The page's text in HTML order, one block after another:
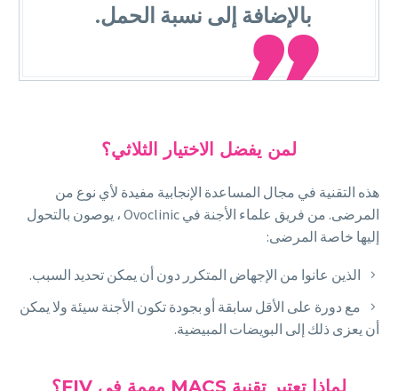
بالإضافة إلى نسبة الحمل.

لمن يفضل الاختيار الثلاثي؟
هذه التقنية في مجال المساعدة الإنجابية مفيدة لأي نوع من
المرضى. من فريق علماء الأجنة في Ovoclinic ، يوصون بالتحول
إليها خاصة المرضى:
الذين عانوا من الإجهاض المتكرر دون أن يمكن تحديد السبب.
مع دورة على الأقل سابقة أو بجودة تكون الأجنة سيئة ولا يمكن
أن يعزى ذلك إلى البويضات المبيضية.
لماذا تعتبر تقنية MACS مهمة في FIV؟